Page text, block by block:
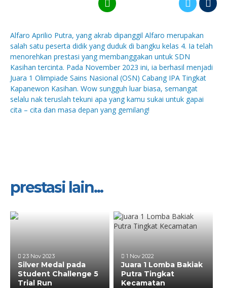
Alfaro Aprilio Putra, yang akrab dipanggil Alfaro merupakan
salah satu peserta didik yang duduk di bangku kelas 4. Ia telah
menorehkan prestasi yang membanggakan untuk SDN
Kasihan tercinta. Pada November 2023 ini, ia berhasil menjadi
Juara 1 Olimpiade Sains Nasional (OSN) Cabang IPA Tingkat
Kapanewon Kasihan. Wow sungguh luar biasa, semangat
selalu nak teruslah tekuni apa yang kamu sukai untuk gapai
cita – cita dan masa depan yang gemilang!
prestasi lain...
23 Nov 2023
Silver Medal pada
Student Challenge 5
Trial Run
1 Nov 2022
Juara 1 Lomba Bakiak
Putra Tingkat
Kecamatan